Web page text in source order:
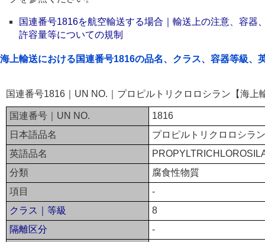
国連番号1816を航空輸送する場合｜輸送上の注意、容器
許容量等についての規制
海上輸送における国連番号1816の品名、クラス、容器等級、
国連番号1816｜UN NO.｜プロピルトリクロロシラン【海上
国連番号｜UN NO.
1816
日本語品名
プロピルトリクロロシラン
英語品名
分類
腐食性物質
項目
-
クラス｜等級
8
隔離区分
-